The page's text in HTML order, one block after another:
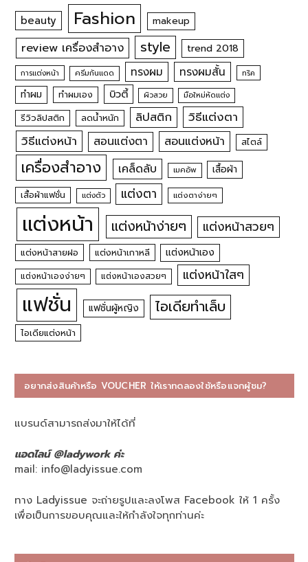
beauty Fashion makeup
review เครื่องสำอาง style trend 2018
การแต่งหน้า ครีมกันแดด ทรงผม ทรงผมสั้น ทริค
ทำผม ทำผมเอง บิวตี้ ผิวสวย มือใหม่หัดแต่ง
รีวิวลิปสติก ลดน้ำหนัก ลิปสติก
วิธีแต่งตา
วิธีแต่งหน้า
สอนแต่งตา สอนแต่งหน้า สไตล์
เครื่องสำอาง เคล็ดลับ เมคอัพ เสื้อผ้า
เสื้อผ้าแฟชั่น แต่งตัว แต่งตา แต่งตาง่ายๆ
แต่งหน้า แต่งหน้าง่ายๆ แต่งหน้าสวยๆ
แต่งหน้าสายฝอ แต่งหน้าเกาหลี แต่งหน้าเอง
แต่งหน้าเองง่ายๆ แต่งหน้าเองสวยๆ แต่งหน้าใสๆ
แฟชั่น แฟชั่นผู้หญิง ไอเดียทำเล็บ
ไอเดียแต่งหน้า
อยากส่งสินค้าหรือ VOUCHER ให้เราทดลองใช้หรือแจกผู้ชม?
แบรนด์สามารถส่งมาให้ได้ที่
แอดไลน์ @ladywork ค่ะ
mail: info@ladyissue.com
ทาง Ladyissue จะถ่ายรูปและลงโพส Facebook ให้ 1 ครั้ง
เพื่อเป็นการขอบคุณและให้กำลังใจทุกท่านค่ะ